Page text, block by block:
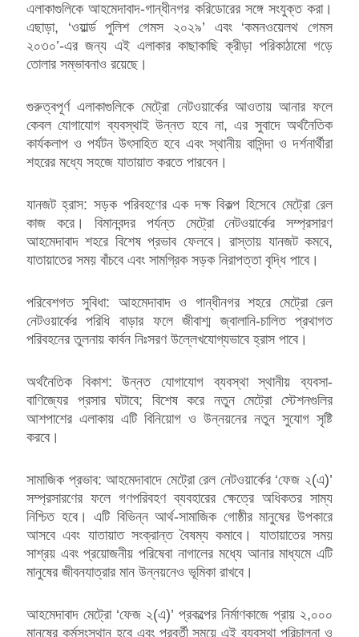
এলাকাগুলিকে আহমেদাবাদ-গান্ধীনগর করিডোরের সঙ্গে সংযুক্ত করা।
এছাড়া, ‘ওয়ার্ল্ড পুলিশ গেমস ২০২৯’ এবং ‘কমনওয়েলথ গেমস
২০৩০’-এর জন্য এই এলাকার কাছাকাছি ক্রীড়া পরিকাঠামো গড়ে
তোলার সম্ভাবনাও রয়েছে।
গুরুত্বপূর্ণ এলাকাগুলিকে মেট্রো নেটওয়ার্কের আওতায় আনার ফলে
কেবল যোগাযোগ ব্যবস্থাই উন্নত হবে না, এর সুবাদে অর্থনৈতিক
কার্যকলাপ ও পর্যটন উৎসাহিত হবে এবং স্থানীয় বাসিন্দা ও দর্শনার্থীরা
শহরের মধ্যে সহজে যাতায়াত করতে পারবেন।
যানজট হ্রাস: সড়ক পরিবহণের এক দক্ষ বিকল্প হিসেবে মেট্রো রেল
কাজ করে। বিমানবন্দর পর্যন্ত মেট্রো নেটওয়ার্কের সম্প্রসারণ
আহমেদাবাদ শহরে বিশেষ প্রভাব ফেলবে। রাস্তায় যানজট কমবে,
যাতায়াতের সময় বাঁচবে এবং সামগ্রিক সড়ক নিরাপত্তা বৃদ্ধি পাবে।
পরিবেশগত সুবিধা: আহমেদাবাদ ও গান্ধীনগর শহরে মেট্রো রেল
নেটওয়ার্কের পরিধি বাড়ার ফলে জীবাশ্ম জ্বালানি-চালিত প্রথাগত
পরিবহনের তুলনায় কার্বন নিঃসরণ উল্লেখযোগ্যভাবে হ্রাস পাবে।
অর্থনৈতিক বিকাশ: উন্নত যোগাযোগ ব্যবস্থা স্থানীয় ব্যবসা-
বাণিজ্যের প্রসার ঘটাবে; বিশেষ করে নতুন মেট্রো স্টেশনগুলির
আশপাশের এলাকায় এটি বিনিয়োগ ও উন্নয়নের নতুন সুযোগ সৃষ্টি
করবে।
সামাজিক প্রভাব: আহমেদাবাদে মেট্রো রেল নেটওয়ার্কের ‘ফেজ ২(এ)’
সম্প্রসারণের ফলে গণপরিবহণ ব্যবহারের ক্ষেত্রে অধিকতর সাম্য
নিশ্চিত হবে। এটি বিভিন্ন আর্থ-সামাজিক গোষ্ঠীর মানুষের উপকারে
আসবে এবং যাতায়াত সংক্রান্ত বৈষম্য কমাবে। যাতায়াতের সময়
সাশ্রয় এবং প্রয়োজনীয় পরিষেবা নাগালের মধ্যে আনার মাধ্যমে এটি
মানুষের জীবনযাত্রার মান উন্নয়নেও ভূমিকা রাখবে।
আহমেদাবাদ মেট্রো ‘ফেজ ২(এ)’ প্রকল্পের নির্মাণকাজে প্রায় ২,০০০
মানুষের কর্মসংস্থান হবে এবং পরবর্তী সময়ে এই ব্যবস্থা পরিচালনা ও